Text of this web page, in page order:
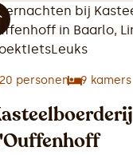
20 personen 9 kamers